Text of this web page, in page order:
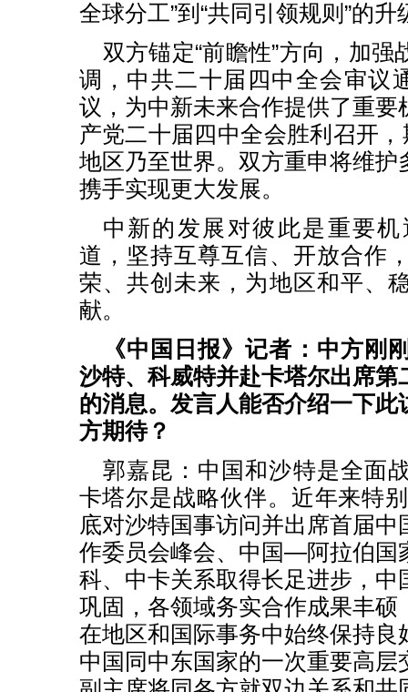
全球分工”到“共同引领规则”的升
双方锚定“前瞻性”方向，加
调，中共二十届四中全会审议
议，为中新未来合作提供了重要
产党二十届四中全会胜利召开，
地区乃至世界。双方重申将维护
携手实现更大发展。
中新的发展对彼此是重要
道，坚持互尊互信、开放合作
荣、共创未来，为地区和平、
献。
《中国日报》记者：中方刚
沙特、科威特并赴卡塔尔出席第
的消息。发言人能否介绍一下此
方期待？
郭嘉昆：中国和沙特是全面
卡塔尔是战略伙伴。近年来特
底对沙特国事访问并出席首届
作委员会峰会、中国—阿拉伯国
科、中卡关系取得长足进步，中
巩固，各领域务实合作成果丰硕
在地区和国际事务中始终保持良
中国同中东国家的一次重要高层